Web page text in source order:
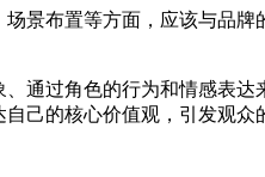
景布置等方面，应该与品
通过角色的行为和情感表
己的核心价值观，引发观